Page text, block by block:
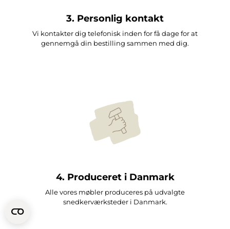
3. Personlig kontakt
Vi kontakter dig telefonisk inden for få dage for at
gennemgå din bestilling sammen med dig.
4. Produceret i Danmark
Alle vores møbler produceres på udvalgte
snedkerværksteder i Danmark.